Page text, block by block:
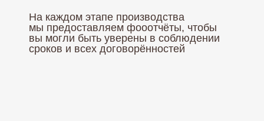
На каждом этапе производства
мы предоставляем фооотчёты, чтобы
вы могли быть уверены в соблюдении
сроков и всех договорённостей